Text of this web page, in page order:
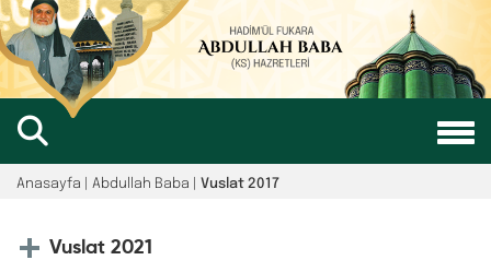
Anasayfa | Abdullah Baba | Vuslat 2017
Vuslat 2021